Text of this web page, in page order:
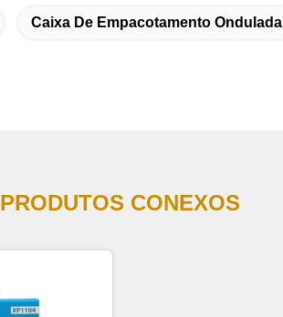
Caixa De Empacotamento Ondulada
PRODUTOS CONEXOS